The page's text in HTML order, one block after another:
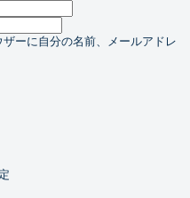
ーに自分の名前、メールアドレ